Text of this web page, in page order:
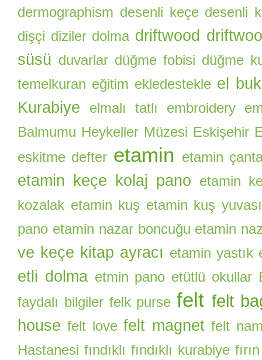
dermographism desenli keçe desenli
dişçi diziler dolma driftwood
süsü duvarlar düğme fobisi düğme
temelkuran eğitim ekledestekle el
Kurabiye
elmalı tatlı embroidery
Balmumu Heykeller Müzesi Eskişehir
eskitme defter etamin etamin
etamin keçe kolaj pano
etamin
kozalak etamin kuş etamin kuş
pano etamin nazar boncuğu etamin
ve keçe kitap ayracı etamin yastık
etli dolma etmin pano etütlü okullar
faydalı bilgiler felk purse felt felt
house felt love felt magnet felt
Hastanesi fındıklı fındıklı kurabiye